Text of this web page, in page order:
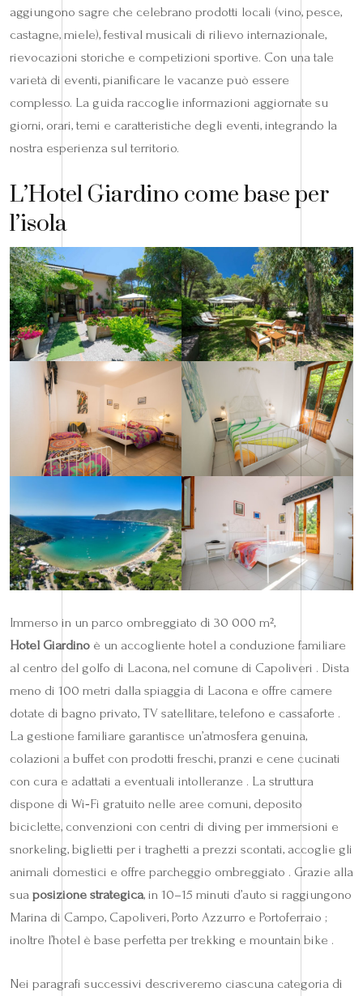
aggiungono sagre che celebrano prodotti locali (vino, pesce,
castagne, miele), festival musicali di rilievo internazionale,
rievocazioni storiche e competizioni sportive. Con una tale
varietà di eventi, pianificare le vacanze può essere
complesso. La guida raccoglie informazioni aggiornate su
giorni, orari, temi e caratteristiche degli eventi, integrando la
nostra esperienza sul territorio.
L’Hotel Giardino come base per
l’isola
Immerso in un parco ombreggiato di 30 000 m²,
Hotel Giardino è un accogliente hotel a conduzione familiare
al centro del golfo di Lacona, nel comune di Capoliveri . Dista
meno di 100 metri dalla spiaggia di Lacona e offre camere
dotate di bagno privato, TV satellitare, telefono e cassaforte .
La gestione familiare garantisce un’atmosfera genuina,
colazioni a buffet con prodotti freschi, pranzi e cene cucinati
con cura e adattati a eventuali intolleranze . La struttura
dispone di Wi‑Fi gratuito nelle aree comuni, deposito
biciclette, convenzioni con centri di diving per immersioni e
snorkeling, biglietti per i traghetti a prezzi scontati, accoglie gli
animali domestici e offre parcheggio ombreggiato . Grazie alla
sua posizione strategica, in 10–15 minuti d’auto si raggiungono
Marina di Campo, Capoliveri, Porto Azzurro e Portoferraio ;
inoltre l’hotel è base perfetta per trekking e mountain bike .
Nei paragrafi successivi descriveremo ciascuna categoria di